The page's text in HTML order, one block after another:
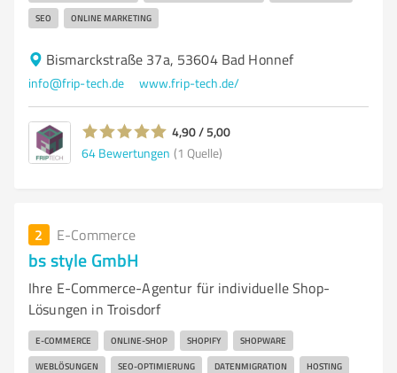
SEO ONLINE MARKETING
Bismarckstraße 37a, 53604 Bad Honnef
info@frip-tech.de www.frip-tech.de/
4,90 / 5,00
64 Bewertungen (1 Quelle)
2 E-Commerce
bs style GmbH
Ihre E-Commerce-Agentur für individuelle Shop-
Lösungen in Troisdorf
E-COMMERCE ONLINE-SHOP SHOPIFY SHOPWARE
WEBLÖSUNGEN SEO-OPTIMIERUNG DATENMIGRATION HOSTING